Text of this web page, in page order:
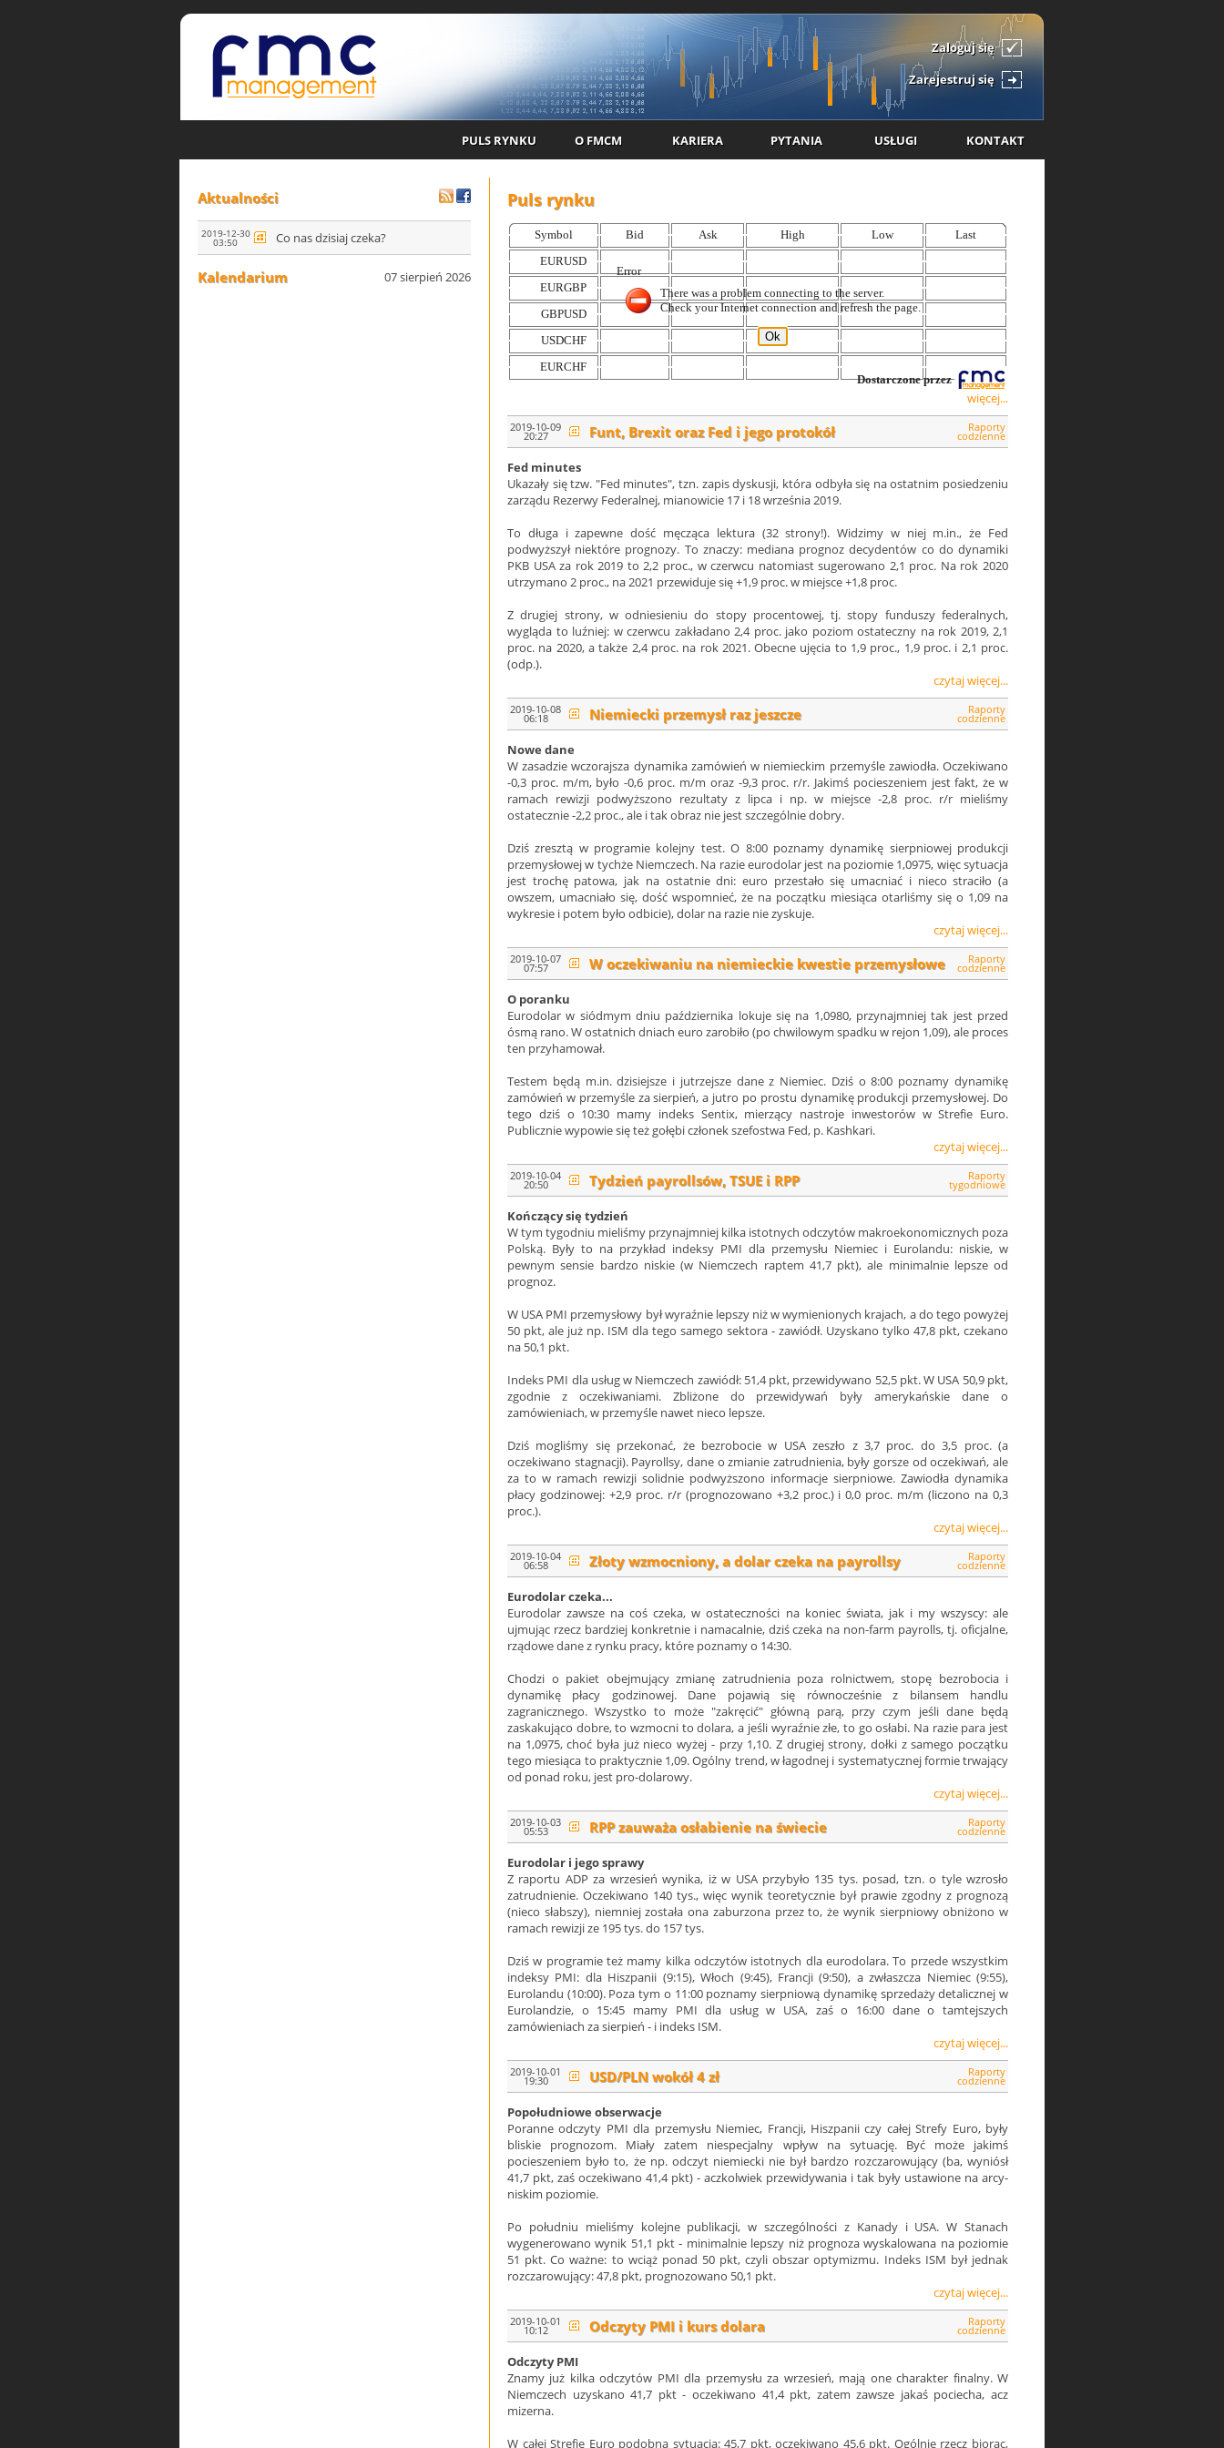
Zaloguj się
Zarejestruj się
PULS RYNKU O FMCM KARIERA PYTANIA USŁUGI KONTAKT
Aktualności
2019-12-30
03:50 Co nas dzisiaj czeka?
Kalendarium 07 sierpień 2026
Puls rynku
więcej...
2019-10-09
20:27 Funt, Brexit oraz Fed i jego protokół Raporty
codzienne
Fed minutes
Ukazały się tzw. "Fed minutes", tzn. zapis dyskusji, która odbyła się na ostatnim posiedzeniu
zarządu Rezerwy Federalnej, mianowicie 17 i 18 września 2019.
To długa i zapewne dość męcząca lektura (32 strony!). Widzimy w niej m.in., że Fed
podwyższył niektóre prognozy. To znaczy: mediana prognoz decydentów co do dynamiki
PKB USA za rok 2019 to 2,2 proc., w czerwcu natomiast sugerowano 2,1 proc. Na rok 2020
utrzymano 2 proc., na 2021 przewiduje się +1,9 proc. w miejsce +1,8 proc.
Z drugiej strony, w odniesieniu do stopy procentowej, tj. stopy funduszy federalnych,
wygląda to luźniej: w czerwcu zakładano 2,4 proc. jako poziom ostateczny na rok 2019, 2,1
proc. na 2020, a także 2,4 proc. na rok 2021. Obecne ujęcia to 1,9 proc., 1,9 proc. i 2,1 proc.
(odp.).
czytaj więcej...
2019-10-08
06:18 Niemiecki przemysł raz jeszcze Raporty
codzienne
Nowe dane
W zasadzie wczorajsza dynamika zamówień w niemieckim przemyśle zawiodła. Oczekiwano
-0,3 proc. m/m, było -0,6 proc. m/m oraz -9,3 proc. r/r. Jakimś pocieszeniem jest fakt, że w
ramach rewizji podwyższono rezultaty z lipca i np. w miejsce -2,8 proc. r/r mieliśmy
ostatecznie -2,2 proc., ale i tak obraz nie jest szczególnie dobry.
Dziś zresztą w programie kolejny test. O 8:00 poznamy dynamikę sierpniowej produkcji
przemysłowej w tychże Niemczech. Na razie eurodolar jest na poziomie 1,0975, więc sytuacja
jest trochę patowa, jak na ostatnie dni: euro przestało się umacniać i nieco straciło (a
owszem, umacniało się, dość wspomnieć, że na początku miesiąca otarliśmy się o 1,09 na
wykresie i potem było odbicie), dolar na razie nie zyskuje.
czytaj więcej...
2019-10-07
07:57 W oczekiwaniu na niemieckie kwestie przemysłowe Raporty
codzienne
O poranku
Eurodolar w siódmym dniu października lokuje się na 1,0980, przynajmniej tak jest przed
ósmą rano. W ostatnich dniach euro zarobiło (po chwilowym spadku w rejon 1,09), ale proces
ten przyhamował.
Testem będą m.in. dzisiejsze i jutrzejsze dane z Niemiec. Dziś o 8:00 poznamy dynamikę
zamówień w przemyśle za sierpień, a jutro po prostu dynamikę produkcji przemysłowej. Do
tego dziś o 10:30 mamy indeks Sentix, mierzący nastroje inwestorów w Strefie Euro.
Publicznie wypowie się też gołębi członek szefostwa Fed, p. Kashkari.
czytaj więcej...
2019-10-04
20:50 Tydzień payrollsów, TSUE i RPP Raporty
tygodniowe
Kończący się tydzień
W tym tygodniu mieliśmy przynajmniej kilka istotnych odczytów makroekonomicznych poza
Polską. Były to na przykład indeksy PMI dla przemysłu Niemiec i Eurolandu: niskie, w
pewnym sensie bardzo niskie (w Niemczech raptem 41,7 pkt), ale minimalnie lepsze od
prognoz.
W USA PMI przemysłowy był wyraźnie lepszy niż w wymienionych krajach, a do tego powyżej
50 pkt, ale już np. ISM dla tego samego sektora - zawiódł. Uzyskano tylko 47,8 pkt, czekano
na 50,1 pkt.
Indeks PMI dla usług w Niemczech zawiódł: 51,4 pkt, przewidywano 52,5 pkt. W USA 50,9 pkt,
zgodnie z oczekiwaniami. Zbliżone do przewidywań były amerykańskie dane o
zamówieniach, w przemyśle nawet nieco lepsze.
Dziś mogliśmy się przekonać, że bezrobocie w USA zeszło z 3,7 proc. do 3,5 proc. (a
oczekiwano stagnacji). Payrollsy, dane o zmianie zatrudnienia, były gorsze od oczekiwań, ale
za to w ramach rewizji solidnie podwyższono informacje sierpniowe. Zawiodła dynamika
płacy godzinowej: +2,9 proc. r/r (prognozowano +3,2 proc.) i 0,0 proc. m/m (liczono na 0,3
proc.).
czytaj więcej...
2019-10-04
06:58 Złoty wzmocniony, a dolar czeka na payrollsy Raporty
codzienne
Eurodolar czeka...
Eurodolar zawsze na coś czeka, w ostateczności na koniec świata, jak i my wszyscy: ale
ujmując rzecz bardziej konkretnie i namacalnie, dziś czeka na non-farm payrolls, tj. oficjalne,
rządowe dane z rynku pracy, które poznamy o 14:30.
Chodzi o pakiet obejmujący zmianę zatrudnienia poza rolnictwem, stopę bezrobocia i
dynamikę płacy godzinowej. Dane pojawią się równocześnie z bilansem handlu
zagranicznego. Wszystko to może "zakręcić" główną parą, przy czym jeśli dane będą
zaskakująco dobre, to wzmocni to dolara, a jeśli wyraźnie złe, to go osłabi. Na razie para jest
na 1,0975, choć była już nieco wyżej - przy 1,10. Z drugiej strony, dołki z samego początku
tego miesiąca to praktycznie 1,09. Ogólny trend, w łagodnej i systematycznej formie trwający
od ponad roku, jest pro-dolarowy.
czytaj więcej...
2019-10-03
05:53 RPP zauważa osłabienie na świecie Raporty
codzienne
Eurodolar i jego sprawy
Z raportu ADP za wrzesień wynika, iż w USA przybyło 135 tys. posad, tzn. o tyle wzrosło
zatrudnienie. Oczekiwano 140 tys., więc wynik teoretycznie był prawie zgodny z prognozą
(nieco słabszy), niemniej została ona zaburzona przez to, że wynik sierpniowy obniżono w
ramach rewizji ze 195 tys. do 157 tys.
Dziś w programie też mamy kilka odczytów istotnych dla eurodolara. To przede wszystkim
indeksy PMI: dla Hiszpanii (9:15), Włoch (9:45), Francji (9:50), a zwłaszcza Niemiec (9:55),
Eurolandu (10:00). Poza tym o 11:00 poznamy sierpniową dynamikę sprzedaży detalicznej w
Eurolandzie, o 15:45 mamy PMI dla usług w USA, zaś o 16:00 dane o tamtejszych
zamówieniach za sierpień - i indeks ISM.
czytaj więcej...
2019-10-01
19:30 USD/PLN wokół 4 zł Raporty
codzienne
Popołudniowe obserwacje
Poranne odczyty PMI dla przemysłu Niemiec, Francji, Hiszpanii czy całej Strefy Euro, były
bliskie prognozom. Miały zatem niespecjalny wpływ na sytuację. Być może jakimś
pocieszeniem było to, że np. odczyt niemiecki nie był bardzo rozczarowujący (ba, wyniósł
41,7 pkt, zaś oczekiwano 41,4 pkt) - aczkolwiek przewidywania i tak były ustawione na arcy-
niskim poziomie.
Po południu mieliśmy kolejne publikacji, w szczególności z Kanady i USA. W Stanach
wygenerowano wynik 51,1 pkt - minimalnie lepszy niż prognoza wyskalowana na poziomie
51 pkt. Co ważne: to wciąż ponad 50 pkt, czyli obszar optymizmu. Indeks ISM był jednak
rozczarowujący: 47,8 pkt, prognozowano 50,1 pkt.
czytaj więcej...
2019-10-01
10:12 Odczyty PMI i kurs dolara Raporty
codzienne
Odczyty PMI
Znamy już kilka odczytów PMI dla przemysłu za wrzesień, mają one charakter finalny. W
Niemczech uzyskano 41,7 pkt - oczekiwano 41,4 pkt, zatem zawsze jakaś pociecha, acz
mizerna.
W całej Strefie Euro podobna sytuacja: 45,7 pkt, oczekiwano 45,6 pkt. Ogólnie rzecz biorąc,